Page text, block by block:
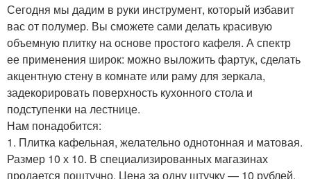
Сегодня мы дадим в руки инструмент, который избавит
вас от полумер. Вы сможете сами делать красивую
объемную плитку на основе простого кафеля. А спектр
ее применения широк: можно выложить фартук, сделать
акцентную стену в комнате или раму для зеркала,
задекорировать поверхность кухонного стола и
подступенки на лестнице.
Нам понадобится:
1. Плитка кафельная, желательно однотонная и матовая.
Размер 10 х 10. В специализированных магазинах
продается поштучно. Цена за одну штучку — 10 рублей.